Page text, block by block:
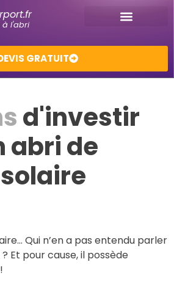
à l'abri
GRATUIT
d'investir
abri de
Qui n’en a pas entendu parler
Et pour cause, il possède